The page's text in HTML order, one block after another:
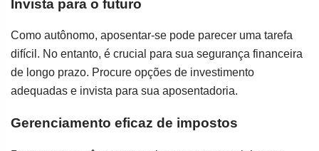
Invista para o futuro
Como autônomo, aposentar-se pode parecer uma tarefa
difícil. No entanto, é crucial para sua segurança financeira
de longo prazo. Procure opções de investimento
adequadas e invista para sua aposentadoria.
Gerenciamento eficaz de impostos